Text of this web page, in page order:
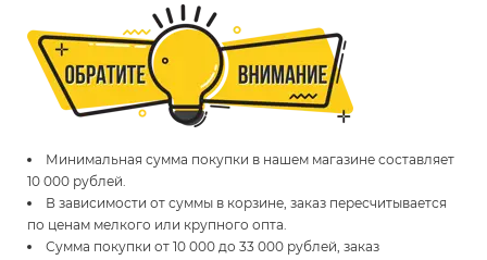
Минимальная сумма покупки в нашем магазине составляет
10 000 рублей.
В зависимости от суммы в корзине, заказ пересчитывается
по ценам мелкого или крупного опта.
Сумма покупки от 10 000 до 33 000 рублей, заказ